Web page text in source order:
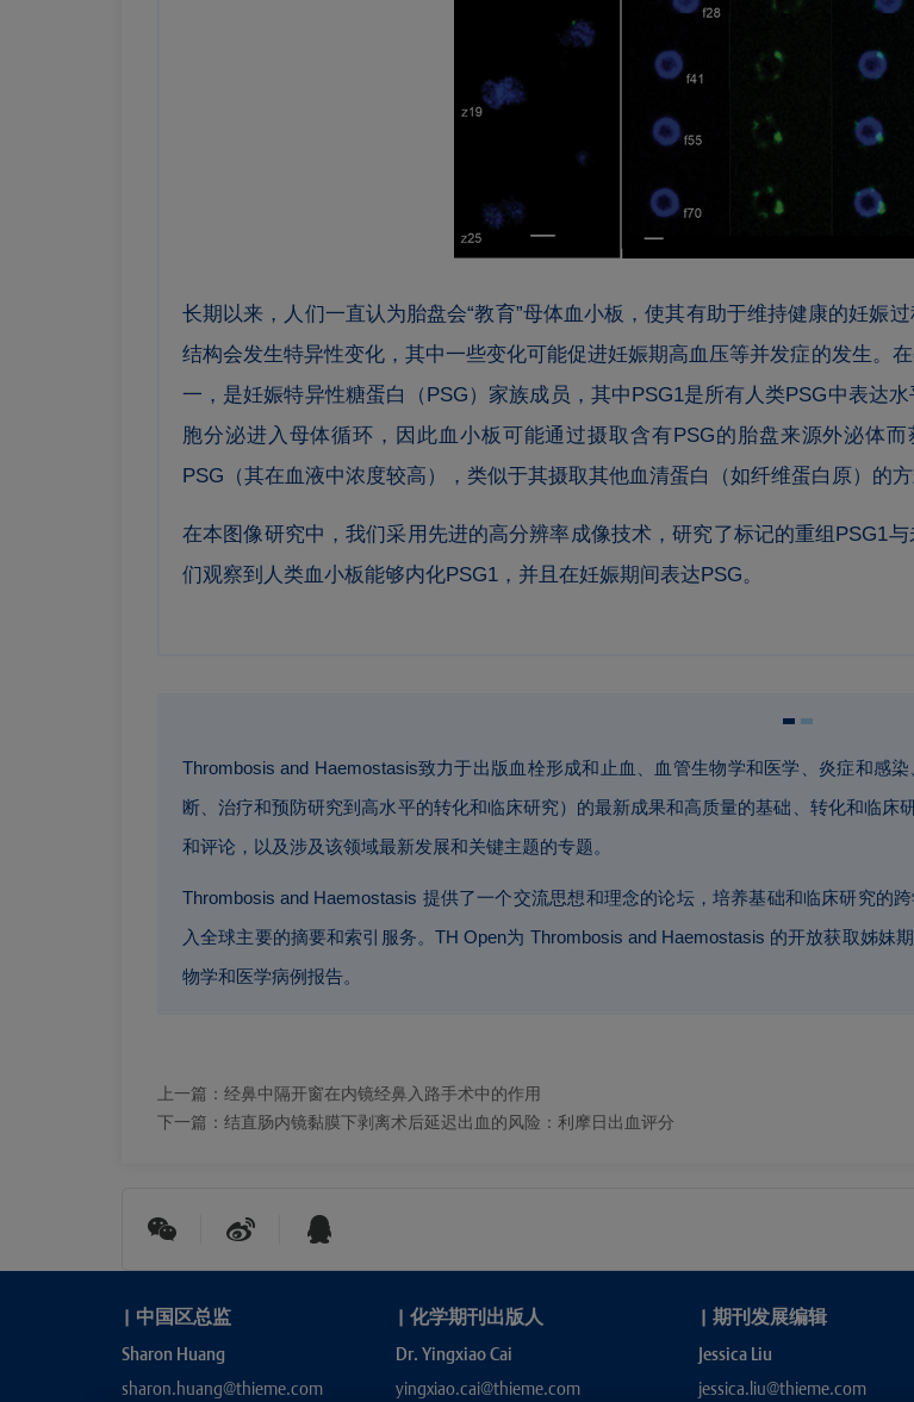
长期以来，人们一直认为胎盘会“教育”母体血小板，使其有助于维持健康的妊娠
结构会发生特异性变化，其中一些变化可能促进妊娠期高血压等并发症的发生。
一，是妊娠特异性糖蛋白（PSG）家族成员，其中PSG1是所有人类PSG中表达水
胞分泌进入母体循环，因此血小板可能通过摄取含有PSG的胎盘来源外泌体
PSG（其在血液中浓度较高），类似于其摄取其他血清蛋白（如纤维蛋白原）的方
在本图像研究中，我们采用先进的高分辨率成像技术，研究了标记的重组PSG1
们观察到人类血小板能够内化PSG1，并且在妊娠期间表达PSG。
Thrombosis and Haemostasis致力于出版血栓形成和止血、血管生物学和医学、炎症和感
断、治疗和预防研究到高水平的转化和临床研究）的最新成果和高质量的基础、转化和临
和评论，以及涉及该领域最新发展和关键主题的专题。
Thrombosis and Haemostasis 提供了一个交流思想和理念的论坛，培养基础和临床研究的
入全球主要的摘要和索引服务。TH Open为 Thrombosis and Haemostasis 的开放获取姊
物学和医学病例报告。
上一篇： 经鼻中隔开窗在内镜经鼻入路手术中的作用
下一篇： 结直肠内镜黏膜下剥离术后延迟出血的风险：利摩日出血评分
| 中国区总监
Sharon Huang
sharon.huang@thieme.com
| 化学期刊出版人
Dr. Yingxiao Cai
yingxiao.cai@thieme.com
| 期刊发展编辑
Jessica Liu
jessica.liu@thieme.com